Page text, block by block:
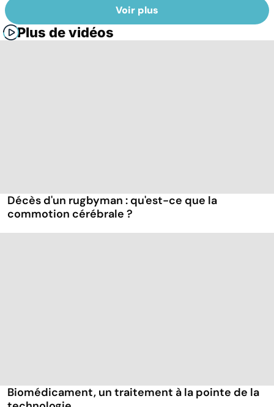
Voir plus
Plus de vidéos
Décès d'un rugbyman : qu'est-ce que la
commotion cérébrale ?
Biomédicament, un traitement à la pointe de la